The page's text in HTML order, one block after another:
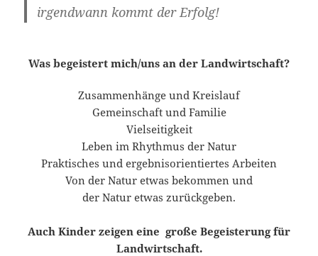
irgendwann kommt der Erfolg!
Was begeistert mich/uns an der Landwirtschaft?
Zusammenhänge und Kreislauf
Gemeinschaft und Familie
Vielseitigkeit
Leben im Rhythmus der Natur
Praktisches und ergebnisorientiertes Arbeiten
Von der Natur etwas bekommen und
der Natur etwas zurückgeben.
Auch Kinder zeigen eine große Begeisterung für
Landwirtschaft.